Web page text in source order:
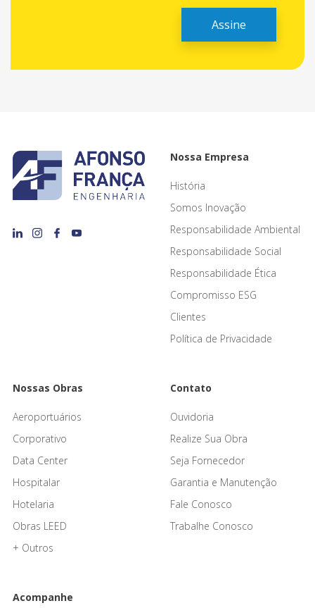
Nossa Empresa
História
Somos Inovação
Responsabilidade Ambiental
Responsabilidade Social
Responsabilidade Ética
Compromisso ESG
Clientes
Política de Privacidade
Nossas Obras
Aeroportuários
Corporativo
Data Center
Hospitalar
Hotelaria
Obras LEED
+ Outros
Contato
Ouvidoria
Realize Sua Obra
Seja Fornecedor
Garantia e Manutenção
Fale Conosco
Trabalhe Conosco
Acompanhe